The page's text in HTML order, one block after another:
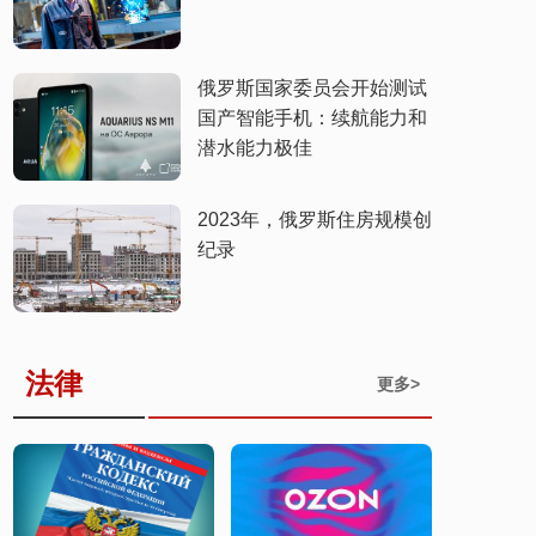
俄罗斯国家委员会开始测试
国产智能手机：续航能力和
潜水能力极佳
​2023年，俄罗斯住房规模创
纪录
更多>
法律